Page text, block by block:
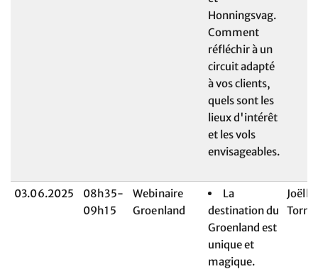
Honningsvag.
Comment
réfléchir à un
circuit adapté
à vos clients,
quels sont les
lieux d'intérêt
et les vols
envisageables.
03.06.2025
08h35-
09h15
Webinaire
Groenland
La
destination du
Groenland est
unique et
magique.
Joëlle